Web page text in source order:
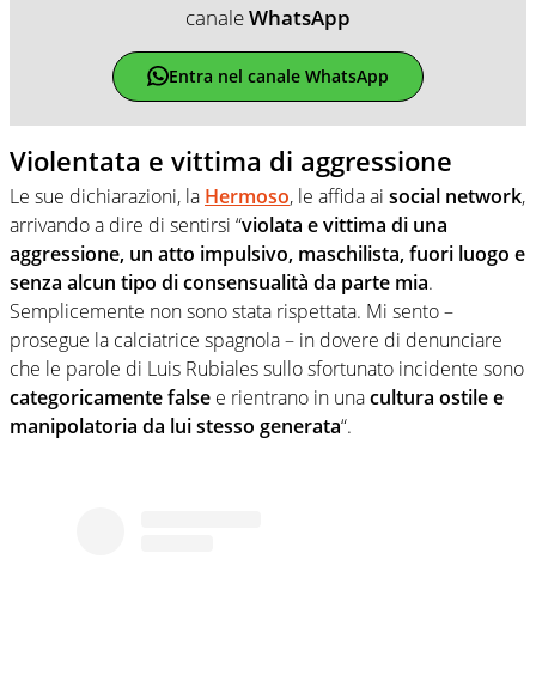
canaleWhatsApp
Entra nel canale WhatsApp
Violentata e vittima di aggressione
Le sue dichiarazioni, la Hermoso, le affida ai social network,
arrivando a dire di sentirsi “violata e vittima di una
aggressione, un atto impulsivo, maschilista, fuori luogo e
senza alcun tipo di consensualità da parte mia.
Semplicemente non sono stata rispettata. Mi sento –
prosegue la calciatrice spagnola – in dovere di denunciare
che le parole di Luis Rubiales sullo sfortunato incidente sono
categoricamente false e rientrano in unacultura ostile e
manipolatoria da lui stesso generata“.